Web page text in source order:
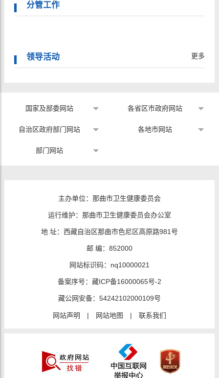
分管工作
领导活动 更多
国家及部委网站 各省区市政府网站
自治区政府部门网站 各地市网站
部门网站
主办单位：那曲市卫生健康委员会
运行维护：那曲市卫生健康委员会办公室
地 址：西藏自治区那曲市色尼区高原路981号
邮 编：852000
网站标识码：nq10000021
备案序号： 藏ICP备16000065号-2
藏公网安备： 54242102000109号
网站声明 | 网站地图 | 联系我们